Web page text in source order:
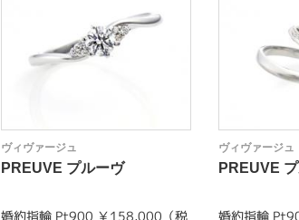
ヴィヴァージュ
PREUVE プルーヴ
婚約指輪 Pt900 ￥158,000（税
ヴィヴァージュ
PREUVE
婚約指輪